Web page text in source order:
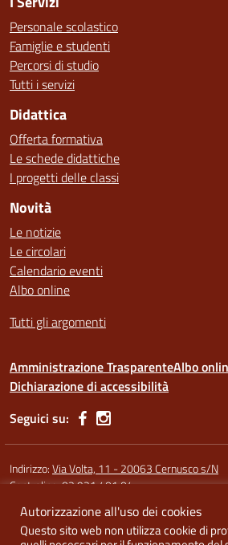
Personale scolastico
Famiglie e studenti
Percorsi di studio
Tutti i servizi
Didattica
Offerta formativa
Le schede didattiche
I progetti delle classi
Novità
Le notizie
Le circolari
Calendario eventi
Albo online
Tutti gli argomenti
Amministrazione TrasparenteAlbo
Dichiarazione di accessibilità
Seguici su:
Indirizzo:Via Volta, 11 - 20063 Cernusco s/N
Centralino:02 921 401 04
Codice fiscale: 91587340158
Codice meccanografico:MIRI10300X (sede
Autorizzazione all'uso dei cookies
Questo sito web non utilizza cookie di